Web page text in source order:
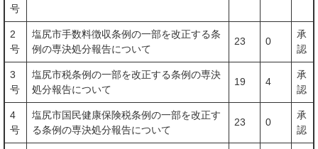
号
2
号
塩尻市手数料徴収条例の一部を改正する条
例の専決処分報告について
23 0
承
認
3
号
塩尻市税条例の一部を改正する条例の専決
処分報告について
19 4
承
認
4
号
塩尻市国民健康保険税条例の一部を改正す
る条例の専決処分報告について
23 0
承
認